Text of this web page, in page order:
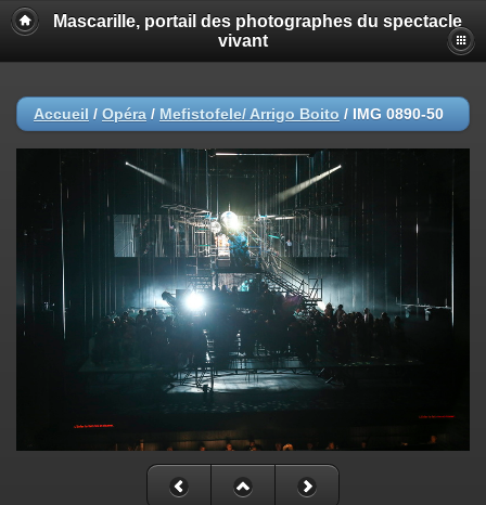
Mascarille, portail des photographes du spectacle
vivant
Accueil / Opéra / Mefistofele/ Arrigo Boito / IMG 0890-50